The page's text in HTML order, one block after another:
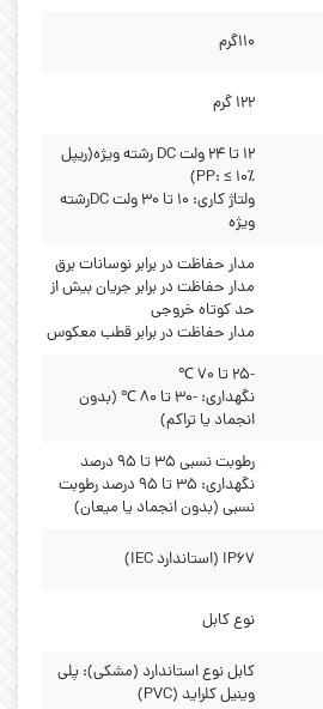
۱۱۰گرم
۱۲۲ گرم
۱۲ تا ۲۴ ولت DC رشته ویژه(ریپل
PP: ≤ ۱۰٪)
ولتاژ کاری: ۱۰ تا ۳۰ ولت DCرشته
ویژه
مدار حفاظت در برابر نوسانات برق
مدار حفاظت در برابر جریان بیش از
حد کوتاه خروجی
مدار حفاظت در برابر قطب معکوس
-25 تا 70 ℃
نگهداری: -30 تا 80 ℃ (بدون
انجماد یا تراکم)
رطوبت نسبی ۳۵ تا ۹۵ درصد
نگهداری: ۳۵ تا ۹۵ درصد رطوبت
نسبی (بدون انجماد یا میعان)
IP67 (استاندارد IEC)
نوع کابل
کابل نوع استاندارد (مشکی): پلی
وینیل کلراید (PVC)